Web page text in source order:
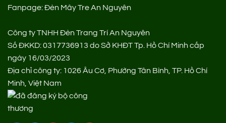
Fanpage:Đèn Mây Tre An Nguyên
Công ty TNHH Đèn Trang Trí An Nguyên
Số ĐKKD: 0317736913 do Sở KHĐT Tp. Hồ Chí Minh cấp
ngày 16/03/2023
Địa chỉ công ty: 1026 Âu Cơ, Phường Tân Bình, TP. Hồ Chí
Minh, Việt Nam